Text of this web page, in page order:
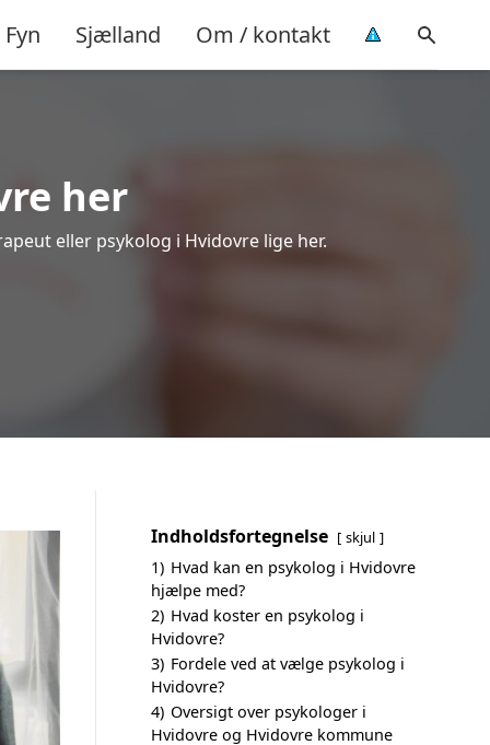
Fyn Sjælland Om / kontakt
her
eller psykolog i Hvidovre lige her.
Indholdsfortegnelse skjul
1) Hvad kan en psykolog i Hvidovre
hjælpe med?
2) Hvad koster en psykolog i
Hvidovre?
3) Fordele ved at vælge psykolog i
Hvidovre?
4) Oversigt over psykologer i
Hvidovre og Hvidovre kommune